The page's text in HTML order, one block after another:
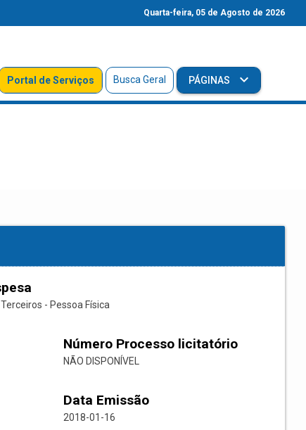
Quarta-feira, 05 de Agosto de 2026
Portal de Serviços Busca Geral PÁGINAS
- Pessoa Física
Número Processo licitatório
NÃO DISPONÍVEL
Data Emissão
2018-01-16